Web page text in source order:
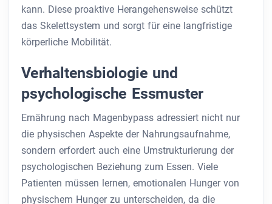
kann. Diese proaktive Herangehensweise schützt
das Skelettsystem und sorgt für eine langfristige
körperliche Mobilität.
Verhaltensbiologie und
psychologische Essmuster
Ernährung nach Magenbypass adressiert nicht nur
die physischen Aspekte der Nahrungsaufnahme,
sondern erfordert auch eine Umstrukturierung der
psychologischen Beziehung zum Essen. Viele
Patienten müssen lernen, emotionalen Hunger von
physischem Hunger zu unterscheiden, da die